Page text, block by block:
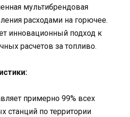
мультибрендовая
расходами на горючее.
инновационный подход к
расчетов за топливо.
примерно 99% всех
станций по территории